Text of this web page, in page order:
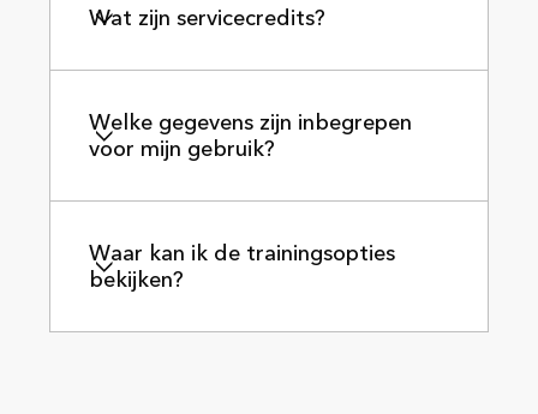
Wat zijn servicecredits?
Welke gegevens zijn inbegrepen
voor mijn gebruik?
Waar kan ik de trainingsopties
bekijken?